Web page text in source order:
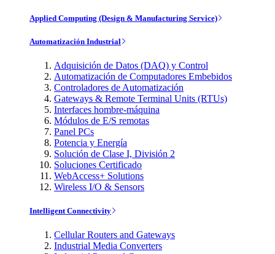
Applied Computing (Design & Manufacturing Service)
Automatización Industrial
Adquisición de Datos (DAQ) y Control
Automatización de Computadores Embebidos
Controladores de Automatización
Gateways & Remote Terminal Units (RTUs)
Interfaces hombre-máquina
Módulos de E/S remotas
Panel PCs
Potencia y Energía
Solución de Clase I, División 2
Soluciones Certificado
WebAccess+ Solutions
Wireless I/O & Sensors
Intelligent Connectivity
Cellular Routers and Gateways
Industrial Media Converters